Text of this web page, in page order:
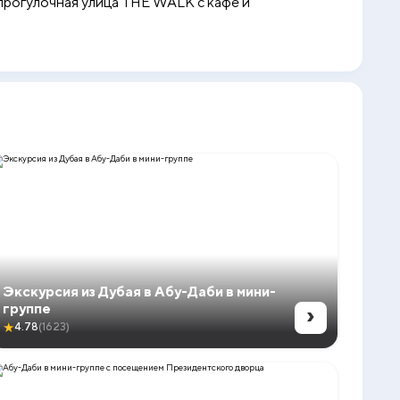
Экскурсия из Дубая в Абу-Даби в мини-
группе
★4.78(1623) ›